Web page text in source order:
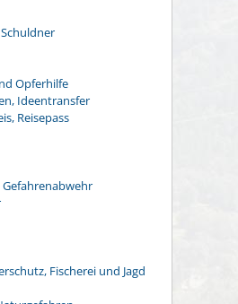
Opferhilfe
Ideentransfer
Reisepass
Fischerei und Jagd